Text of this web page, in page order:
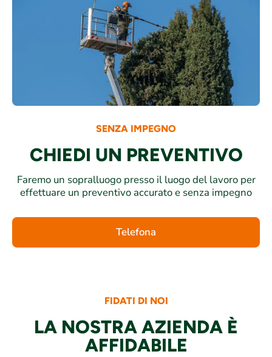
SENZA IMPEGNO
CHIEDI UN PREVENTIVO
Faremo un sopralluogo presso il luogo del lavoro per
effettuare un preventivo accurato e senza impegno
Telefona
FIDATI DI NOI
LA NOSTRA AZIENDA È
AFFIDABILE